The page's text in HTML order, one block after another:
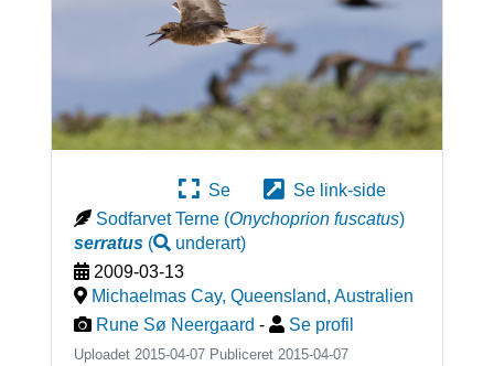
Se
Se link-side
Sodfarvet Terne (Onychoprion fuscatus)
serratus( underart)
2009-03-13
Michaelmas Cay, Queensland, Australien
Rune Sø Neergaard - Se profil
Uploadet 2015-04-07 Publiceret 2015-04-07